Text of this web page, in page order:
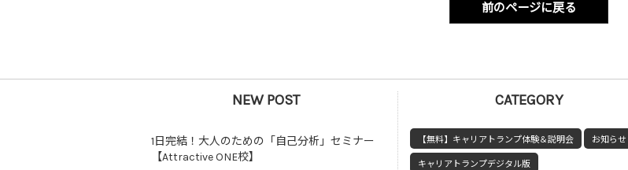
前のページに戻る
NEW POST
1日完結！大人のための「自己分析」セミナー
【Attractive ONE校】
CATEGORY
【無料】キャリアトランプ体験＆説明会 お知らせ
キャリアトランプデジタル版